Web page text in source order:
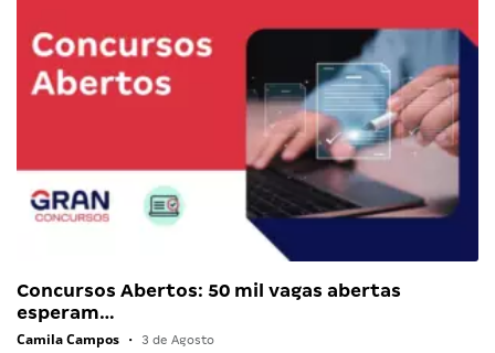
Concursos Abertos: 50 mil vagas abertas
esperam…
Camila Campos • 3 de Agosto